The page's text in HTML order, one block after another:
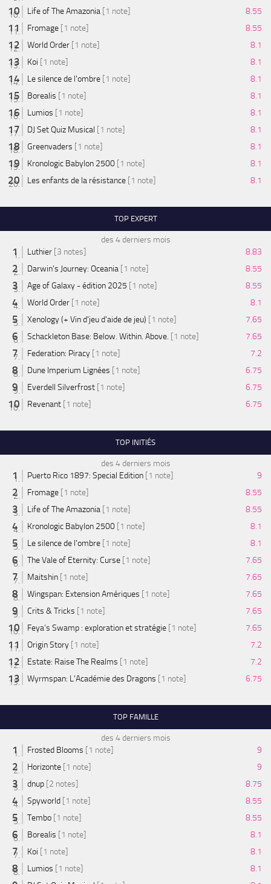
Life of The Amazonia [1 note]
8.55
Fromage [1 note]
8.55
World Order [1 note]
8.1
Koi [1 note]
8.1
Le silence de l'ombre [1 note]
8.1
Borealis [1 note]
8.1
Lumios [1 note]
8.1
DJ Set Quiz Musical [1 note]
8.1
Greenvaders [1 note]
8.1
Kronologic Babylon 2500 [1 note]
8.1
Les enfants de la résistance [1 note] 8.1
TOP EXPERT
des 4 derniers mois
Luthier [3 notes]
8.83
Darwin's Journey: Oceania [1 note]
8.55
Age of Galaxy - édition 2025 [1 note]
8.55
World Order [1 note]
8.1
Xenology (+ Vin d'jeu d'aide de jeu) [1 note]
7.65
Schackleton Base: Below. Within. Above. [1 note]
7.65
Federation: Piracy [1 note]
7.2
Dune Imperium Lignées [1 note]
6.75
Everdell Silverfrost [1 note]
6.75
Revenant [1 note] 6.75
TOP INITIÉS
des 4 derniers mois
Puerto Rico 1897: Special Edition [1 note]
9
Fromage [1 note]
8.55
Life of The Amazonia [1 note]
8.55
Kronologic Babylon 2500 [1 note]
8.1
Le silence de l'ombre [1 note]
8.1
The Vale of Eternity: Curse [1 note]
7.65
Maitshin [1 note]
7.65
Wingspan: Extension Amériques [1 note]
7.65
Crits & Tricks [1 note]
7.65
Feya’s Swamp : exploration et stratégie [1 note]
7.65
Origin Story [1 note]
7.2
Estate: Raise The Realms [1 note]
7.2
Wyrmspan: L'Académie des Dragons [1 note] 6.75
TOP FAMILLE
des 4 derniers mois
Frosted Blooms [1 note]
9
Horizonte [1 note]
9
dnup [2 notes]
8.75
Spyworld [1 note]
8.55
Tembo [1 note]
8.55
Borealis [1 note]
8.1
Koi [1 note]
8.1
Lumios [1 note]
8.1